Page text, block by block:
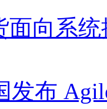
面向系
布